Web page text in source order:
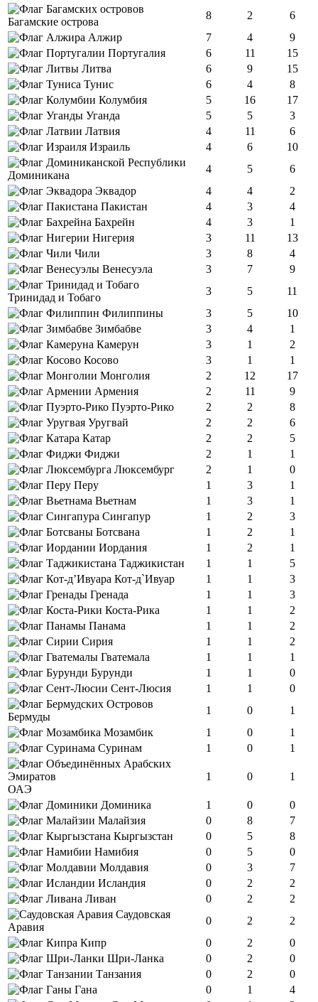
Багамские острова
8 2
6
Алжир
7 4
9
Португалия
6 11
15
Литва
6 9
15
Тунис
6 4
8
Колумбия
5 16
17
Уганда
5 5
3
Латвия
4 11
6
Израиль
4 6 10
Доминикана
4 5
6
Эквадор
4 4
2
Пакистан
4 3
4
Бахрейн
4 3
1
Нигерия
3 11
13
Чили
3 8
4
Венесуэла
3 7 9
Тринидад и Тобаго
3 5
11
Филиппины
3 5
10
Зимбабве
3 4
1
Камерун
3 1
2
Косово
3 1
1
Монголия
2 12
17
Армения
2 11
9
Пуэрто-Рико
2 2
8
Уругвай
2 2
6
Катар
2 2
5
Фиджи
2 1
1
Люксембург
2 1
0
Перу
1 3
1
Вьетнам
1 3
1
Сингапур
1 2
3
Ботсвана
1 2
1
Иордания
1 2
1
Таджикистан
1 1
5
Кот-д`Ивуар
1 1
3
Гренада
1 1
3
Коста-Рика
1 1
2
Панама
1 1
2
Сирия
1 1
2
Гватемала
1 1
1
Бурунди
1 1
0
Сент-Люсия
1 1 0
Бермуды
1 0
1
Мозамбик
1 0
1
Суринам
1 0 1
ОАЭ
1 0 1
Доминика 1 0
0
Малайзия
0 8
7
Кыргызстан
0 5
8
Намибия
0 5
0
Молдавия
0 3
7
Исландия
0 2
2
Ливан
0 2
2
Саудовская
Аравия
0 2
2
Кипр
0 2
0
Шри-Ланка
0 2
0
Танзания
0 2
0
Гана
0 1
4